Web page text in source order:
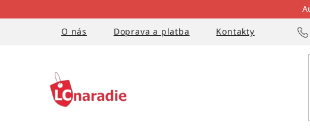
na
O nás
Doprava a platba Kontakty